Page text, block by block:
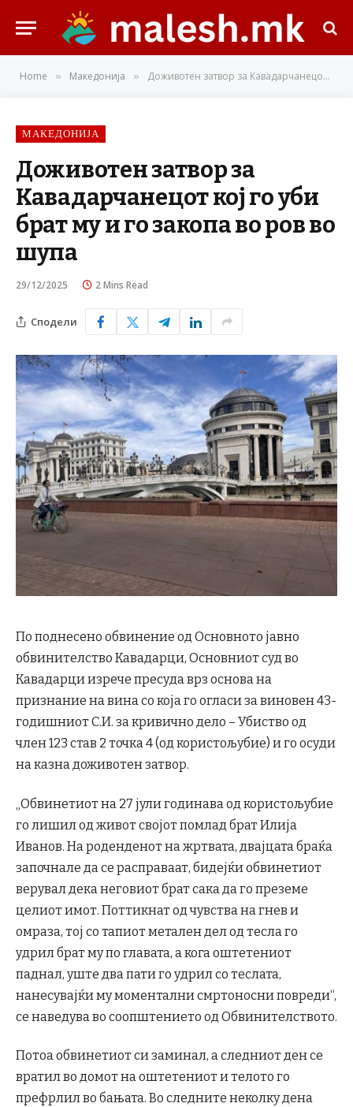
Home » Македонија » Доживотен затвор за Кавадарчанецот кој го уби брат му и го закопа во ров во шупа
МАКЕДОНИЈА
Доживотен затвор за
Кавадарчанецот кој го уби
брат му и го закопа во ров во
шупа
29/12/2025 2 Mins Read
Сподели
По поднесено обвинение од Основното јавно
обвинителство Кавадарци, Основниот суд во
Кавадарци изрече пресуда врз основа на
признание на вина со која го огласи за виновен 43-
годишниот С.И. за кривично дело – Убиство од
член 123 став 2 точка 4 (од користољубие) и го осуди
на казна доживотен затвор.
„Обвинетиот на 27 јули годинава од користољубие
го лишил од живот својот помлад брат Илија
Иванов. На роденденот на жртвата, двајцата браќа
започнале да се расправаат, бидејќи обвинетиот
верувал дека неговиот брат сака да го преземе
целиот имот. Поттикнат од чувства на гнев и
омраза, тој со тапиот метален дел од тесла го
удрил брат му по главата, а кога оштетениот
паднал, уште два пати го удрил со теслата,
нанесувајќи му моментални смртоносни повреди“,
се наведува во соопштението од Обвинителството.
Потоа обвинетиот си заминал, а следниот ден се
вратил во домот на оштетениот и телото го
префрлил во бањата. Во следните неколку дена